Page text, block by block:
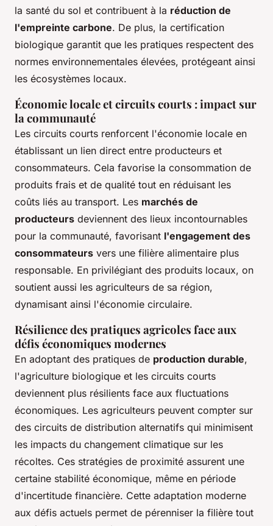
la santé du sol et contribuent à la réduction de
l'empreinte carbone. De plus, la certification
biologique garantit que les pratiques respectent des
normes environnementales élevées, protégeant ainsi
les écosystèmes locaux.
Économie locale et circuits courts : impact sur
la communauté
Les circuits courts renforcent l'économie locale en
établissant un lien direct entre producteurs et
consommateurs. Cela favorise la consommation de
produits frais et de qualité tout en réduisant les
coûts liés au transport. Les marchés de
producteurs deviennent des lieux incontournables
pour la communauté, favorisant l'engagement des
consommateurs vers une filière alimentaire plus
responsable. En privilégiant des produits locaux, on
soutient aussi les agriculteurs de sa région,
dynamisant ainsi l'économie circulaire.
Résilience des pratiques agricoles face aux
défis économiques modernes
En adoptant des pratiques de production durable,
l'agriculture biologique et les circuits courts
deviennent plus résilients face aux fluctuations
économiques. Les agriculteurs peuvent compter sur
des circuits de distribution alternatifs qui minimisent
les impacts du changement climatique sur les
récoltes. Ces stratégies de proximité assurent une
certaine stabilité économique, même en période
d'incertitude financière. Cette adaptation moderne
aux défis actuels permet de pérenniser la filière tout